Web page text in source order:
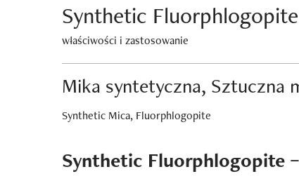
Synthetic Fluorphlogopite
właściwości i zastosowanie
Mika syntetyczna, Sztuczna
Synthetic Mica, Fluorphlogopite
Synthetic Fluorphlogopite